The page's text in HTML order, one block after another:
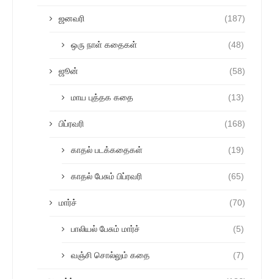
ஜனவரி (187)
ஒரு நாள் கதைகள் (48)
ஜூன் (58)
மாய புத்தக கதை (13)
பிப்ரவரி (168)
காதல் படக்கதைகள் (19)
காதல் பேசும் பிப்ரவரி (65)
மார்ச் (70)
பாலியல் பேசும் மார்ச் (5)
வஞ்சி சொல்லும் கதை (7)